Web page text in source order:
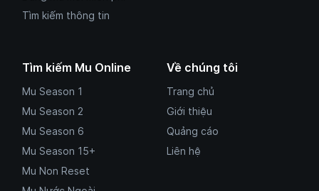
Tìm kiếm thông tin
Tìm kiếm Mu Online
Mu Season 1
Mu Season 2
Mu Season 6
Mu Season 15+
Mu Non Reset
Về chúng tôi
Trang chủ
Giới thiệu
Quảng cáo
Liên hệ